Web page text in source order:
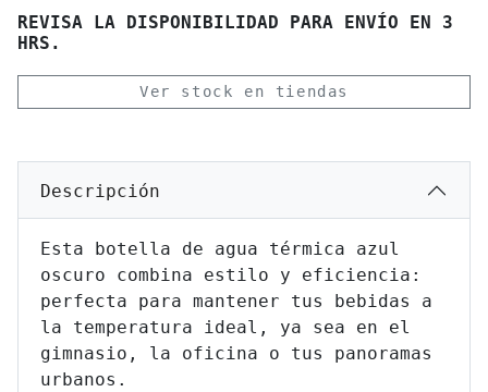
REVISA LA DISPONIBILIDAD PARA ENVÍO EN 3
HRS.
Ver stock en tiendas
Descripción
Esta botella de agua térmica azul
oscuro combina estilo y eficiencia:
perfecta para mantener tus bebidas a
la temperatura ideal, ya sea en el
gimnasio, la oficina o tus panoramas
urbanos.